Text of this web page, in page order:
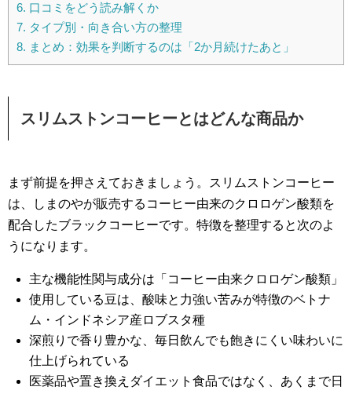
6. 口コミをどう読み解くか
7. タイプ別・向き合い方の整理
8. まとめ：効果を判断するのは「2か月続けたあと」
スリムストンコーヒーとはどんな商品か
まず前提を押さえておきましょう。スリムストンコーヒー
は、しまのやが販売するコーヒー由来のクロロゲン酸類を
配合したブラックコーヒーです。特徴を整理すると次のよ
うになります。
主な機能性関与成分は「コーヒー由来クロロゲン酸類」
使用している豆は、酸味と力強い苦みが特徴のベトナ
ム・インドネシア産ロブスタ種
深煎りで香り豊かな、毎日飲んでも飽きにくい味わいに
仕上げられている
医薬品や置き換えダイエット食品ではなく、あくまで日